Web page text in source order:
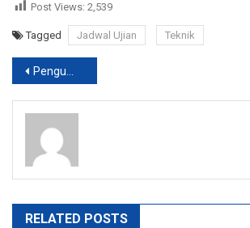
Post Views: 2,539
Tagged Jadwal Ujian Teknik
Post
navigation
Pengumuman Pelatihan
RELATED POSTS